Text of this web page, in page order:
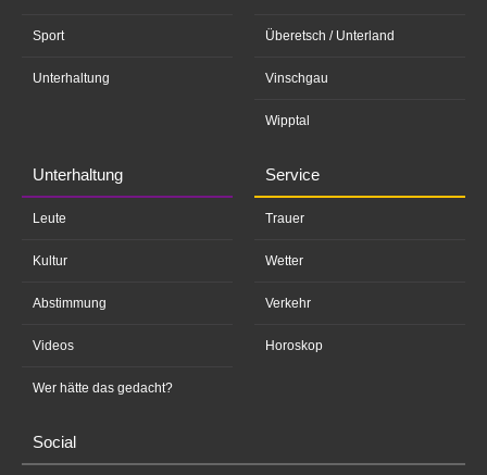
Sport
Unterhaltung
Überetsch / Unterland
Vinschgau
Wipptal
Unterhaltung
Leute
Kultur
Abstimmung
Videos
Wer hätte das gedacht?
Service
Trauer
Wetter
Verkehr
Horoskop
Social